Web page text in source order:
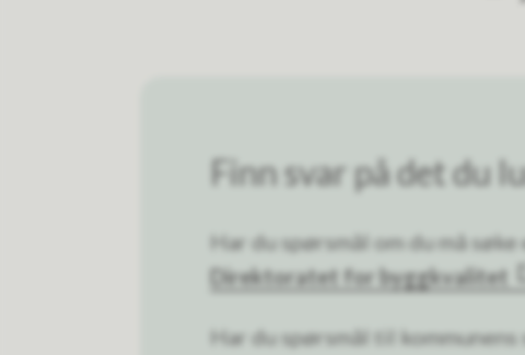
Finn svar på det du
Har du spørsmål om du må
Direktoratet for byggkvalitet
Har du spørsmål til